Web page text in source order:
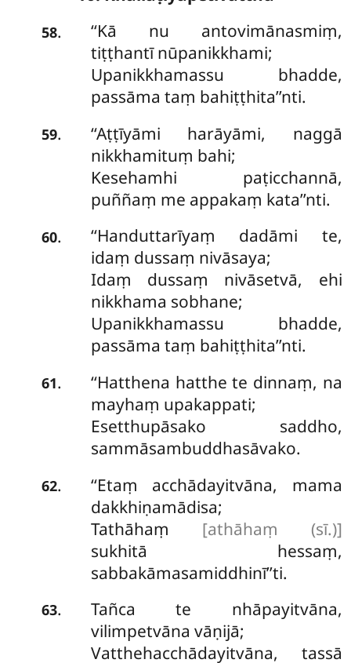
58. ‘‘Kā nu antovimānasmiṃ,
tiṭṭhantī nūpanikkhami;
Upanikkhamassu bhadde,
passāma taṃ bahiṭṭhita’’nti.
59. ‘‘Aṭṭīyāmi harāyāmi, naggā
nikkhamituṃ bahi;
Kesehamhi paṭicchannā,
puññaṃ me appakaṃ kata’’nti.
60.
‘‘Handuttarīyaṃ dadāmi te,
idaṃ dussaṃ nivāsaya;
Idaṃ dussaṃ nivāsetvā, ehi
nikkhama sobhane;
Upanikkhamassu bhadde,
passāma taṃ bahiṭṭhita’’nti.
61.
‘‘Hatthena hatthe te dinnaṃ, na
mayhaṃ upakappati;
Esetthupāsako saddho,
sammāsambuddhasāvako.
62.
‘‘Etaṃ acchādayitvāna, mama
dakkhiṇamādisa;
Tathāhaṃ [athāhaṃ (sī.)]
sukhitā hessaṃ,
sabbakāmasamiddhinī’’ti.
63.
Tañca te nhāpayitvāna,
vilimpetvāna vāṇijā;
Vatthehacchādayitvāna, tassā